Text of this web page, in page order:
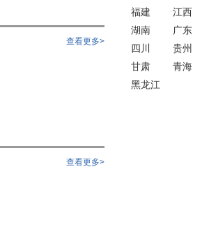
查看更多>
查看更多>
福建
江西
湖南
广东
四川
贵州
甘肃
青海
黑龙江